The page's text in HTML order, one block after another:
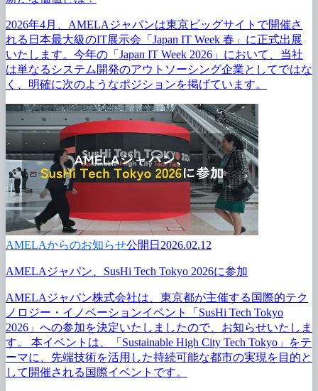
2026年4月、 AMELAジャパンは東京ビッグサイトで開催さ
れる 日本最大級のIT展示会 「Japan IT Week 春」に正式出展
いたします。 今年の 「Japan IT Week 2026」において、 当社
は単なる システム開発のアウトソーシング企業と してではな
く、 明確に次のようなポジションを掲げています。
AMELAからのお知らせ公開日2026.02.12
AMELAジャパン、 SusHi Tech Tokyo 2026に参加
AMELAジャパン株式会社は、 東京都が主催する 国際的テク
ノロジー・イノベーションイベント
「SusHi Tech Tokyo
2026」への参加を決定いたしましたので、 お知らせいたしま
す。
本イベントは、 「Sustainable High City Tech Tokyo」をテ
ーマに、 先端技術を活用した持続可能な都市の実現を 目的と
して 開催される 国際イベントです。